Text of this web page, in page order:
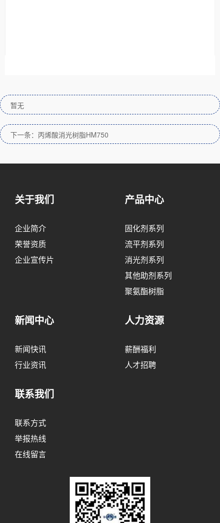
暂无
下一条：丙烯酸消光树脂HM750
关于我们
企业简介
荣誉资质
企业宣传片
产品中心
固化剂系列
流平剂系列
消光剂系列
其他助剂系列
聚氨酯树脂
新闻中心
新闻快讯
行业资讯
人力资源
薪酬福利
人才招聘
联系我们
联系方式
举报热线
在线留言